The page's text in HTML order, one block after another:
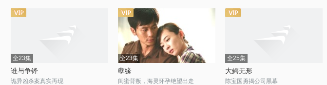
全23集
谁与争锋
诡异凶杀案真实再现
全23集
孽缘
闺蜜背叛，海灵怀孕绝望出走
全25集
大鳄无形
陈宝国勇揭公司黑幕